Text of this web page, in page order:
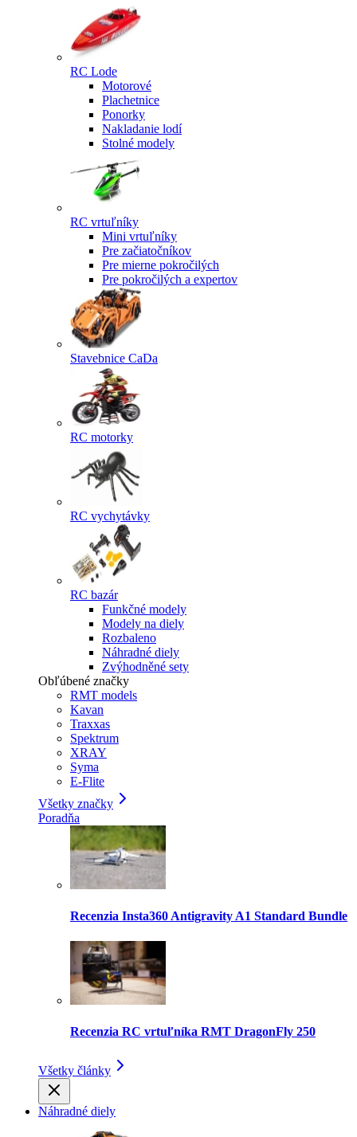
RC Lode
Motorové
Plachetnice
Ponorky
Nakladanie lodí
Stolné modely
RC vrtuľníky
Mini vrtuľníky
Pre začiatočníkov
Pre mierne pokročilých
Pre pokročilých a expertov
Stavebnice CaDa
RC motorky
RC vychytávky
RC bazár
Funkčné modely
Modely na diely
Rozbaleno
Náhradné diely
Zvýhodněné sety
Obľúbené značky
RMT models
Kavan
Traxxas
Spektrum
XRAY
Syma
E-Flite
Všetky značky
Poradňa
Recenzia Insta360 Antigravity A1 Standard Bundle
Recenzia RC vrtuľníka RMT DragonFly 250
Všetky články
Náhradné diely